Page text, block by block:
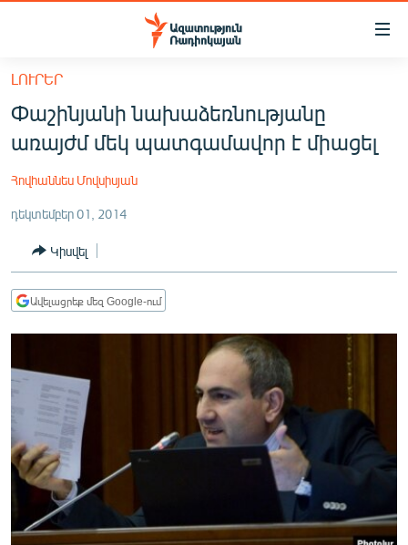
Մատչելիության
հիմնական
բովանդակությանը
հիմնական
մենյուին
ՀԱՅԱՍՏԱՆ
ՔԱՂԱՔԱԿԱՆ
ԸՆՏՐՈՒԹՅՈՒՆՆԵՐ 2026
ԻՐԱՎՈՒՆՔ
ՀԱՍԱՐԱԿՈՒԹՅՈՒՆ
ՏՆՏԵՍՈՒԹՅՈՒՆ
ՊԱՏԵՐԱԶՄԻ 6 ՇԱԲԱԹՆԵՐԸ
ՏԱՐԱԾԱՇՐՋԱՆ
ՄԻՋԱԶԳԱՅԻՆ
ՄՇԱԿՈՒՅԹ
ՍՊՈՐՏ
ՄԵԿՆԱԲԱՆՈՒԹՅՈՒՆ
ԼՈՒՐԵՐ
Փաշինյանի նախաձեռնությանը
առայժմ մեկ պատգամավոր է միացել
Հովհաննես Մովսիսյան
դեկտեմբեր 01, 2014
Կիսվել
Ավելացրեք մեզ Google-ում